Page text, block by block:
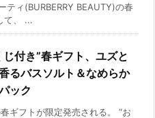
ティ(BURBERRY BEAUTY)の春
て、 ...
付き”春ギフト、ユズと
るバスソルト＆なめらか
ック
ギフトが限定発売される。 “お